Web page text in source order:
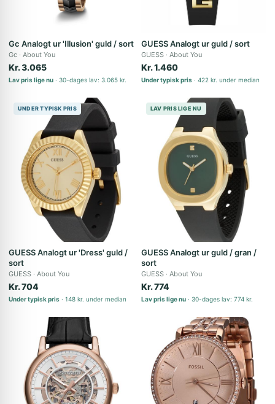
Gc Analogt ur 'Illusion' guld / sort
Gc About You
Kr. 3.065
Lav pris lige nu 30-dages lav: 3.065 kr.
GUESS Analogt ur guld / sort
GUESS About You
Kr. 1.460
Under typisk pris 422 kr. under median
UNDER TYPISK PRIS
GUESS Analogt ur 'Dress' guld /
sort
GUESS About You
Kr. 704
Under typisk pris 148 kr. under median
LAV PRIS LIGE NU
GUESS Analogt ur guld / gran /
sort
GUESS About You
Kr. 774
Lav pris lige nu 30-dages lav: 774 kr.